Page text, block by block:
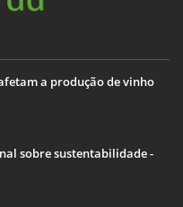
a produção de vinho
sobre sustentabilidade -